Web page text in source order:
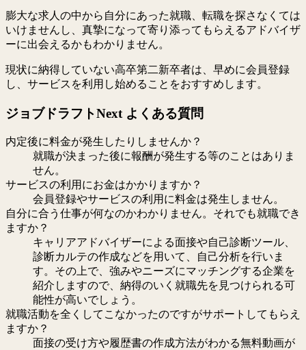
膨大な求人の中から自分にあった就職、転職を探さなくては
いけませんし、真摯になって寄り添ってもらえるアドバイザ
ーに出会えるかもわかりません。
現状に納得していない高卒第二新卒者は、早めに会員登録
し、サービスを利用し始めることをおすすめします。
ジョブドラフトNext よくある質問
内定後に料金が発生したりしませんか？
就職が決まった後に報酬が発生する等のことはありま
せん。
サービスの利用にお金はかかりますか？
会員登録やサービスの利用に料金は発生しません。
自分に合う仕事が何なのかわかりません。それでも就職でき
ますか？
キャリアアドバイザーによる面接や自己診断ツール、
診断カルテの作成などを用いて、自己分析を行いま
す。その上で、強みやニーズにマッチングする企業を
紹介しますので、納得のいく就職先を見つけられる可
能性が高いでしょう。
就職活動を全くしてこなかったのですがサポートしてもらえ
ますか？
面接の受け方や履歴書の作成方法がわかる無料動画が